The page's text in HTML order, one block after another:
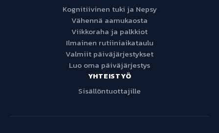
Kognitiivinen tuki ja Nepsy
Vähennä aamukaosta
Viikkoraha ja palkkiot
Ilmainen rutiiniaikataulu
Valmiit päiväjärjestykset
Luo oma päiväjärjestys
YHTEISTYÖ
Sisällöntuottajille